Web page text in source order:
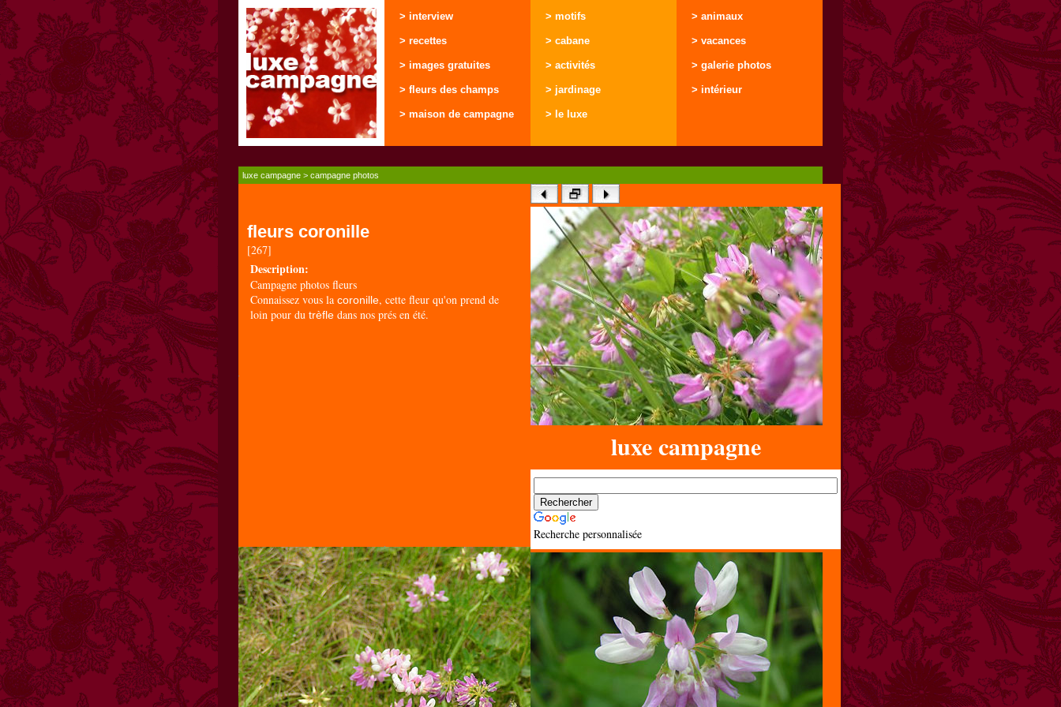
> interview
> recettes
> images gratuites
> fleurs des champs
> maison de campagne
> motifs
> cabane
> activités
> jardinage
> le luxe
> animaux
> vacances
> galerie photos
> intérieur
luxe campagne > campagne photos
fleurs coronille
[267]
Description:
Campagne photos fleurs
Connaissez vous la coronille, cette fleur qu'on prend de
loin pour du trèfle dans nos prés en été.
luxe campagne
Recherche personnalisée